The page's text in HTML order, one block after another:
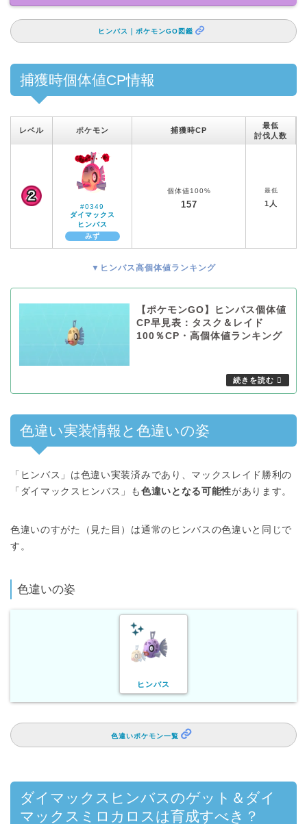
ヒンバス｜ポケモンGO図鑑
捕獲時個体値CP情報
レベル ポケモン 捕獲時CP
最低
討伐人数
#0349
ダイマックス
ヒンバス
みず
個体値100%
157
最低
1人
▼ヒンバス高個体値ランキング
【ポケモンGO】ヒンバス個体値
CP早見表：タスク＆レイド
100％CP・高個体値ランキング
色違い実装情報と色違いの姿
「ヒンバス」は色違い実装済みであり、マックスレイド勝利の
「ダイマックスヒンバス」も 色違いとなる可能性があります。
色違いのすがた（見た目）は通常のヒンバスの色違いと同じで
す。
色違いの姿
ヒンバス
色違いポケモン一覧
ダイマックスヒンバスのゲット＆ダイ
マックスミロカロスは育成すべき？